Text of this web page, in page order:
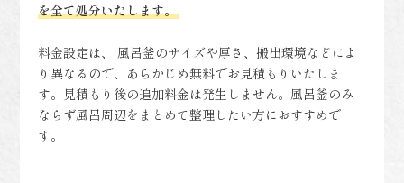
を全て処分いたします。
料金設定は、 風呂釜のサイズや厚さ、搬出環境などによ
り異なるので、あらかじめ無料でお見積もりいたしま
す。見積もり後の追加料金は発生しません。風呂釜のみ
ならず風呂周辺をまとめて整理したい方におすすめで
す。